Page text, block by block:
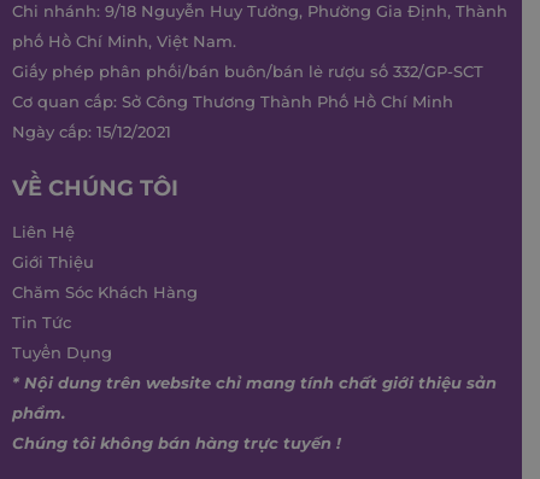
Chi nhánh: 9/18 Nguyễn Huy Tưởng, Phường Gia Định, Thành
phố Hồ Chí Minh, Việt Nam.
Giấy phép phân phối/bán buôn/bán lẻ rượu số 332/GP-SCT
Cơ quan cấp: Sở Công Thương Thành Phố Hồ Chí Minh
Ngày cấp: 15/12/2021
VỀ CHÚNG TÔI
Liên Hệ
Giới Thiệu
Chăm Sóc Khách Hàng
Tin Tức
Tuyển Dụng
* Nội dung trên website chỉ mang tính chất giới thiệu sản
phẩm.
Chúng tôi không bán hàng trực tuyến !